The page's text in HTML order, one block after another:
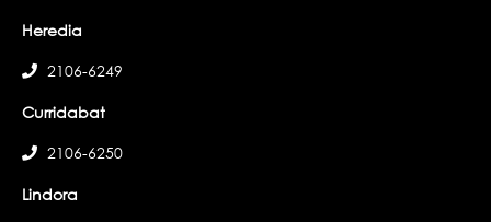
Heredia
2106-6249
Curridabat
2106-6250
Lindora